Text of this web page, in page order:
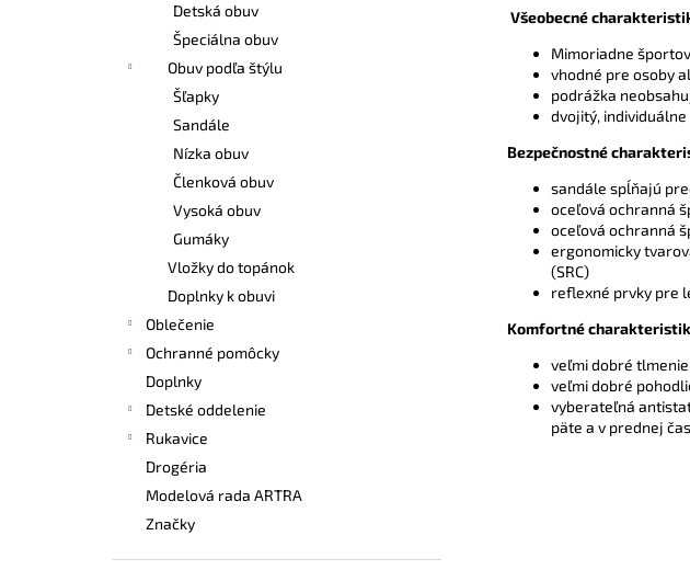
Detská obuv
Špeciálna obuv
Obuv podľa štýlu
Šľapky
Sandále
Nízka obuv
Členková obuv
Vysoká obuv
Gumáky
Vložky do topánok
Doplnky k obuvi
Oblečenie
Ochranné pomôcky
Doplnky
Detské oddelenie
Rukavice
Drogéria
Modelová rada ARTRA
Značky
Všeobecné
Mimoriadne
vhodné pre osoby
podrážka
dvojitý,
Bezpečnostné
sandále spĺňajú
oceľová ochranná
oceľová ochranná
ergonomicky
(SRC)
reflexné prvky pre
Komfortné
veľmi dobré tlmenie
veľmi dobré
vyberateľná
päte a v prednej